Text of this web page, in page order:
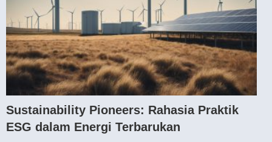
Sustainability Pioneers: Rahasia Praktik
ESG dalam Energi Terbarukan